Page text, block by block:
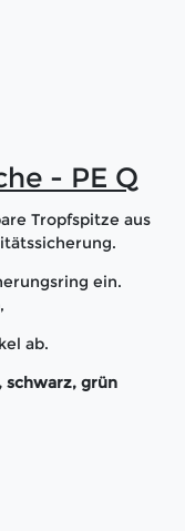
- PE Q
Tropfspitze aus
ein.
ab.
schwarz, grün